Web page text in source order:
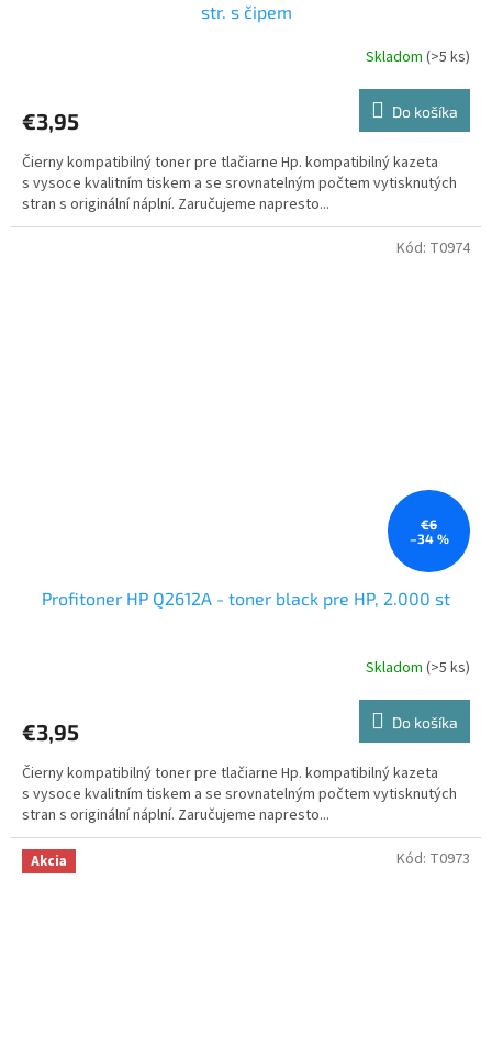
str. s čipem
Skladom (>5 ks)
€3,95 Do košíka
Čierny kompatibilný toner pre tlačiarne Hp. kompatibilný kazeta
s vysoce kvalitním tiskem a se srovnatelným počtem vytisknutých
stran s originální náplní. Zaručujeme napresto...
€6
–34 %
Profitoner HP Q2612A - toner black pre HP, 2.000 st
Skladom (>5 ks)
€3,95 Do košíka
Čierny kompatibilný toner pre tlačiarne Hp. kompatibilný kazeta
s vysoce kvalitním tiskem a se srovnatelným počtem vytisknutých
stran s originální náplní. Zaručujeme napresto...
Kód: T0974
Akcia Kód: T0973